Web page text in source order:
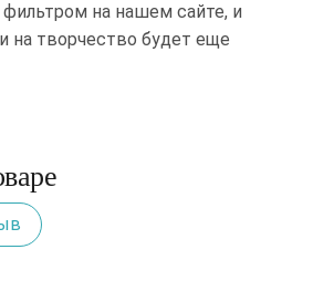
фильтром на нашем сайте, и
на творчество будет еще